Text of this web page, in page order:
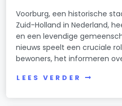
Voorburg, een historische
Zuid-Holland in Nederland,
en een levendige
nieuws speelt een cruciale
bewoners, het informeren
LEES VERDER